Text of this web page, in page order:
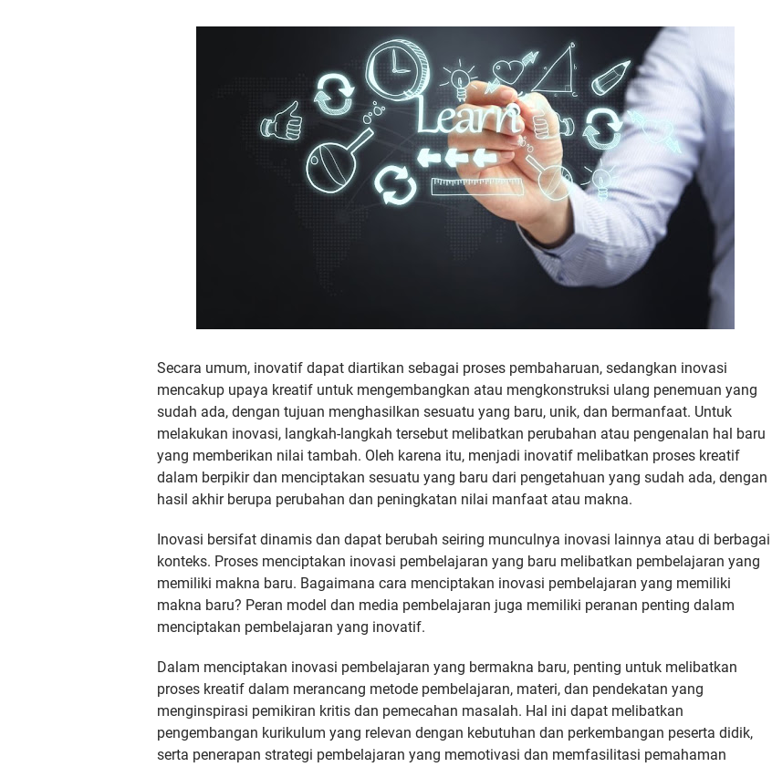
Secara umum, inovatif dapat diartikan sebagai proses pembaharuan, sedangkan inovasi
mencakup upaya kreatif untuk mengembangkan atau mengkonstruksi ulang penemuan yang
sudah ada, dengan tujuan menghasilkan sesuatu yang baru, unik, dan bermanfaat. Untuk
melakukan inovasi, langkah-langkah tersebut melibatkan perubahan atau pengenalan hal baru
yang memberikan nilai tambah. Oleh karena itu, menjadi inovatif melibatkan proses kreatif
dalam berpikir dan menciptakan sesuatu yang baru dari pengetahuan yang sudah ada, dengan
hasil akhir berupa perubahan dan peningkatan nilai manfaat atau makna.
Inovasi bersifat dinamis dan dapat berubah seiring munculnya inovasi lainnya atau di berbagai
konteks. Proses menciptakan inovasi pembelajaran yang baru melibatkan pembelajaran yang
memiliki makna baru. Bagaimana cara menciptakan inovasi pembelajaran yang memiliki
makna baru? Peran model dan media pembelajaran juga memiliki peranan penting dalam
menciptakan pembelajaran yang inovatif.
Dalam menciptakan inovasi pembelajaran yang bermakna baru, penting untuk melibatkan
proses kreatif dalam merancang metode pembelajaran, materi, dan pendekatan yang
menginspirasi pemikiran kritis dan pemecahan masalah. Hal ini dapat melibatkan
pengembangan kurikulum yang relevan dengan kebutuhan dan perkembangan peserta didik,
serta penerapan strategi pembelajaran yang memotivasi dan memfasilitasi pemahaman